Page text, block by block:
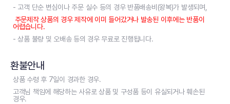
- 고객 단순 변심이나 주문 실수 등의 경우 반품배송비(왕복)가 발생되며,
주문제작 상품의 경우 제작에 이미 들어갔거나 발송된 이후에는 반품이
어렵습니다.
- 상품 불량 및 오배송 등의 경우 무료로 진행됩니다.
환불안내
상품 수령 후 7일이 경과한 경우.
고객님 책임에 해당하는 사유로 상품 및 구성품 등이 유실되거나 훼손된
경우.